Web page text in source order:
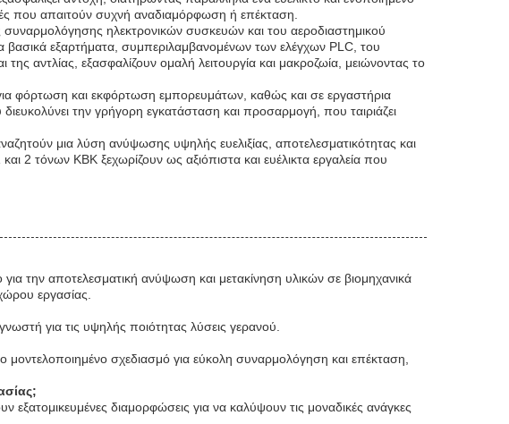
που απαιτούν συχνή αναδιαμόρφωση ή επέκταση.
ηλεκτρονικών συσκευών και του αεροδιαστημικού
βασικά εξαρτήματα, συμπεριλαμβανομένων των ελέγχων PLC, του
αντλίας, εξασφαλίζουν ομαλή λειτουργία και μακροζωία, μειώνοντας το
φόρτωση και εκφόρτωση εμπορευμάτων, καθώς και σε εργαστήρια
την γρήγορη εγκατάσταση και προσαρμογή, που ταιριάζει
μια λύση ανύψωσης υψηλής ευελιξίας, αποτελεσματικότητας και
2 τόνων KBK ξεχωρίζουν ως αξιόπιστα και ευέλικτα εργαλεία που
την αποτελεσματική ανύψωση και μετακίνηση υλικών σε βιομηχανικά
εργασίας.
για τις υψηλής ποιότητας λύσεις γερανού.
σχεδιασμό για εύκολη συναρμολόγηση και επέκταση,
διαμορφώσεις για να καλύψουν τις μοναδικές ανάγκες